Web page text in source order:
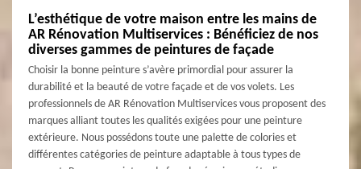
L’esthétique de votre maison entre les mains de
AR Rénovation Multiservices : Bénéficiez de nos
diverses gammes de peintures de façade
Choisir la bonne peinture s’avère primordial pour assurer la
durabilité et la beauté de votre façade et de vos volets. Les
professionnels de AR Rénovation Multiservices vous proposent des
marques alliant toutes les qualités exigées pour une peinture
extérieure. Nous possédons toute une palette de colories et
différentes catégories de peinture adaptable à tous types de